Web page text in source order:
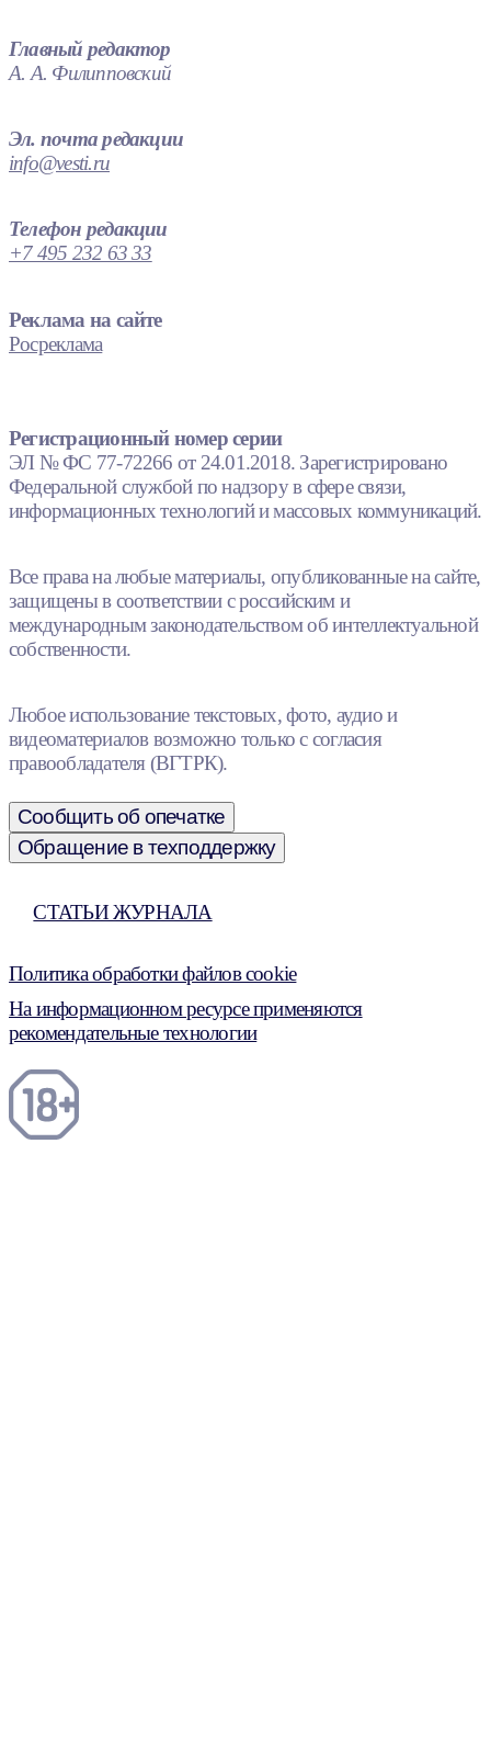
Главный редактор
А. А. Филипповский
Эл. почта редакции
info@vesti.ru
Телефон редакции
+7 495 232 63 33
Реклама на сайте
Росреклама
Регистрационный номер серии
ЭЛ № ФС 77-72266 от 24.01.2018. Зарегистрировано
Федеральной службой по надзору в сфере связи,
информационных технологий и массовых коммуникаций.
Все права на любые материалы, опубликованные на сайте,
защищены в соответствии с российским и
международным законодательством об интеллектуальной
собственности.
Любое использование текстовых, фото, аудио и
видеоматериалов возможно только с согласия
правообладателя (ВГТРК).
Сообщить об опечатке
Обращение в техподдержку
СТАТЬИ ЖУРНАЛА
Политика обработки файлов cookie
На информационном ресурсе применяются
рекомендательные технологии